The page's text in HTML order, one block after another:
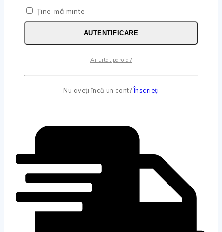
Ține-mă minte
AUTENTIFICARE
Ai uitat parola?
Nu aveți încă un cont?Înscrieți